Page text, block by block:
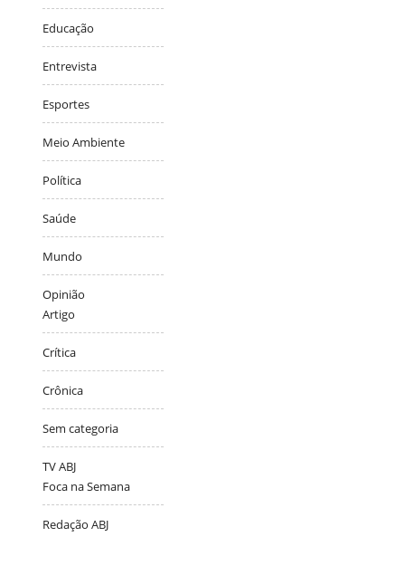
Educação
Entrevista
Esportes
Meio Ambiente
Política
Saúde
Mundo
Opinião
Artigo
Crítica
Crônica
Sem categoria
TV ABJ
Foca na Semana
Redação ABJ